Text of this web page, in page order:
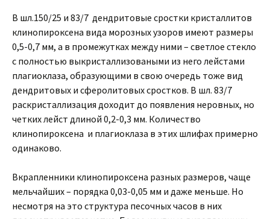
В шл.150/25 и 83/7 дендритовые сростки кристаллитов
клинопироксена вида морозных узоров имеют размеры
0,5-0,7 мм, а в промежутках между ними – светлое стекло
с полностью выкристаллизоваными из него лейстами
плагиоклаза, образующими в свою очередь тоже вид
дендритовых и сферолитовых сростков. В шл. 83/7
раскристаллизация доходит до появления неровных, но
четких лейст длиной 0,2-0,3 мм. Количество
клинопироксена и плагиоклаза в этих шлифах примерно
одинаково.
Вкрапленники клинопироксена разных размеров, чаще
мельчайших – порядка 0,03-0,05 мм и даже меньше. Но
несмотря на это структура песочных часов в них